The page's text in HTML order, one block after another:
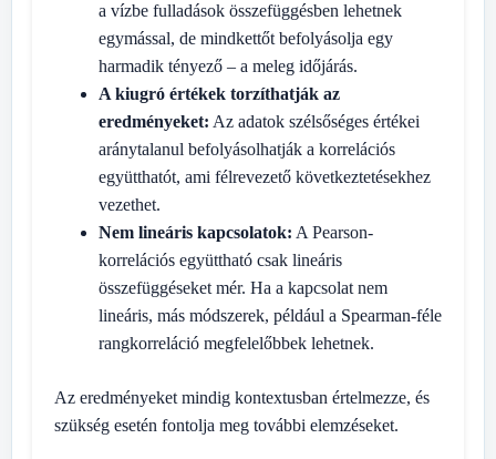
a vízbe fulladások összefüggésben lehetnek
egymással, de mindkettőt befolyásolja egy
harmadik tényező – a meleg időjárás.
A kiugró értékek torzíthatják az
eredményeket: Az adatok szélsőséges értékei
aránytalanul befolyásolhatják a korrelációs
együtthatót, ami félrevezető következtetésekhez
vezethet.
Nem lineáris kapcsolatok: A Pearson-
korrelációs együttható csak lineáris
összefüggéseket mér. Ha a kapcsolat nem
lineáris, más módszerek, például a Spearman-féle
rangkorreláció megfelelőbbek lehetnek.
Az eredményeket mindig kontextusban értelmezze, és
szükség esetén fontolja meg további elemzéseket.